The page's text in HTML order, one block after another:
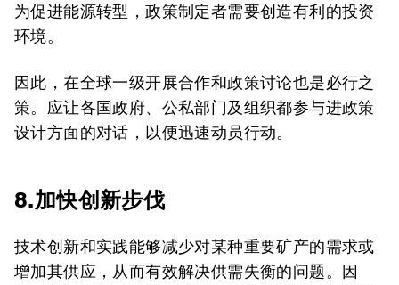
为促进能源转型，政策制定者需要创造有利的投资
环境。
因此，在全球一级开展合作和政策讨论也是必行之
策。应让各国政府、公私部门及组织都参与进政策
设计方面的对话，以便迅速动员行动。
8.加快创新步伐
技术创新和实践能够减少对某种重要矿产的需求或
增加其供应，从而有效解决供需失衡的问题。因